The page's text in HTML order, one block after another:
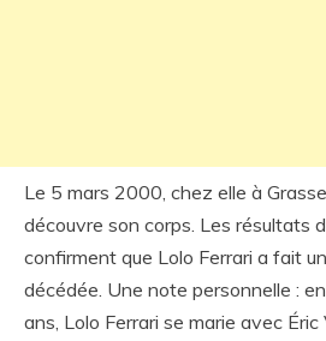
Le 5 mars 2000, chez elle à
découvre son corps. Les résultats
confirment que Lolo Ferrari a fait
décédée. Une note personnelle :
ans, Lolo Ferrari se marie avec